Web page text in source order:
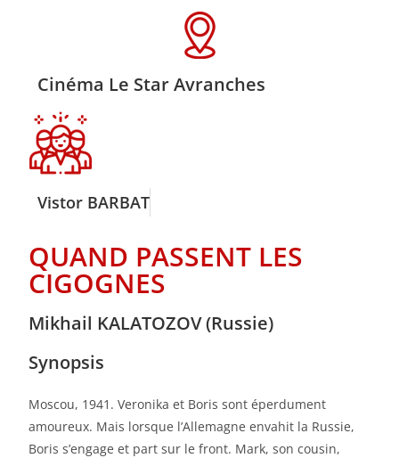
Cinéma Le Star Avranches
Vistor BARBAT
QUAND PASSENT LES
CIGOGNES
Mikhail KALATOZOV (Russie)
Synopsis
Moscou, 1941. Veronika et Boris sont éperdument
amoureux. Mais lorsque l’Allemagne envahit la Russie,
Boris s’engage et part sur le front. Mark, son cousin,